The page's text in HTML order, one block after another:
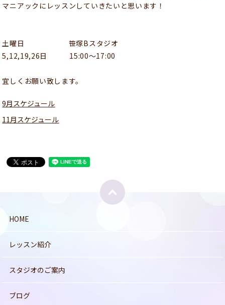
マニアックにレッスンしていきたいと思います！
土曜日 笹塚Bスタジオ
5,12,19,26日 15:00〜17:00
宜しくお願い致します。
9月スケジュール
11月スケジュール
HOME
レッスン紹介
スタジオのご案内
ブログ